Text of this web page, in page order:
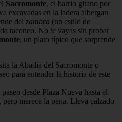
Sacromonte, el barrio gitano por
excavadas en la ladera albergan
del zambra (un estilo de
taconeo. No te vayas sin probar
, un plato típico que sorprende
la Abadía del Sacromonte o
para entender la historia de este
paseo desde Plaza Nueva hasta el
pero merece la pena. Lleva calzado